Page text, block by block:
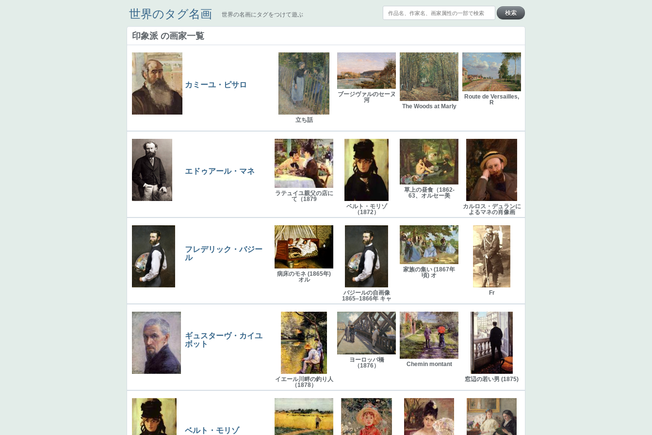
世界のタグ名画 世界の名画にタグをつけて遊ぶ
印象派 の画家一覧
カミーユ・ピサロ
Route de Versailles,
R
The Woods at Marly
ブージヴァルのセーヌ
河
立ち話
エドゥアール・マネ
カルロス・デュランに
よるマネの肖像画
草上の昼食（1862-
63、オルセー美
ベルト・モリゾ
（1872）
ラテュイユ親父の店に
て（1879
フレデリック・バジー
ル
Fr
家族の集い (1867年
頃) オ
バジールの自画像
1865–1866年 キャ
病床のモネ (1865年)
オル
ギュスターヴ・カイユ
ボット
窓辺の若い男 (1875)
Chemin montant
ヨーロッパ橋
（1876）
イエール川畔の釣り人
（1878）
ベルト・モリゾ